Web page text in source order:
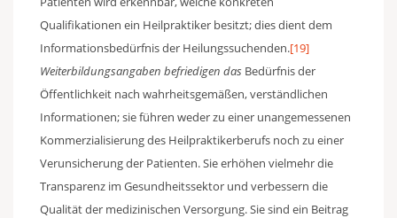
Qualifikationen ein Heilpraktiker besitzt; dies dient dem
Informationsbedürfnis der Heilungssuchenden.[19]
Weiterbildungsangaben befriedigen das Bedürfnis der
Öffentlichkeit nach wahrheitsgemäßen, verständlichen
Informationen; sie führen weder zu einer unangemessenen
Kommerzialisierung des Heilpraktikerberufs noch zu einer
Verunsicherung der Patienten. Sie erhöhen vielmehr die
Transparenz im Gesundheitssektor und verbessern die
Qualität der medizinischen Versorgung. Sie sind ein Beitrag